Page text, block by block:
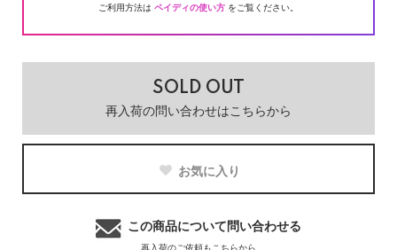
ご利用方法は ペイディの使い方 をご覧ください。
SOLD OUT
再入荷の問い合わせはこちらから
お気に入り
この商品について問い合わせる